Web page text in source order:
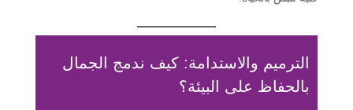
الترميم والاستدامة: كيف ندمج الجمال
بالحفاظ على البيئة؟